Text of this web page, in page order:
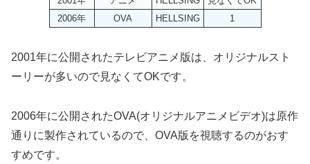
2006年
OVA HELLSING 1
2001年に公開されたテレビアニメ版は、オリジナルスト
ーリーが多いので見なくてOKです。
2006年に公開されたOVA(オリジナルアニメビデオ)は原作
通りに製作されているので、OVA版を視聴するのがおす
すめです。